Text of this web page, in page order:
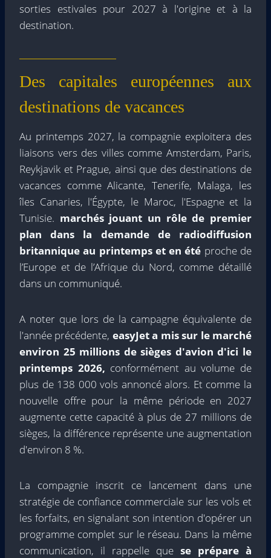
sorties estivales pour 2027 à l'origine et à la
destination.
Des capitales européennes aux
destinations de vacances
Au printemps 2027, la compagnie exploitera des
liaisons vers des villes comme Amsterdam, Paris,
Reykjavik et Prague, ainsi que des destinations de
vacances comme Alicante, Tenerife, Malaga, les
îles Canaries, l'Égypte, le Maroc, l'Espagne et la
Tunisie. marchés jouant un rôle de premier
plan dans la demande de radiodiffusion
britannique au printemps et en été proche de
l’Europe et de l’Afrique du Nord, comme détaillé
dans un communiqué.
A noter que lors de la campagne équivalente de
l'année précédente, easyJet a mis sur le marché
environ 25 millions de sièges d'avion d'ici le
printemps 2026, conformément au volume de
plus de 138 000 vols annoncé alors. Et comme la
nouvelle offre pour la même période en 2027
augmente cette capacité à plus de 27 millions de
sièges, la différence représente une augmentation
d'environ 8 %.
La compagnie inscrit ce lancement dans une
stratégie de confiance commerciale sur les vols et
les forfaits, en signalant son intention d'opérer un
programme complet sur le réseau. Dans la même
communication, il rappelle que se prépare à